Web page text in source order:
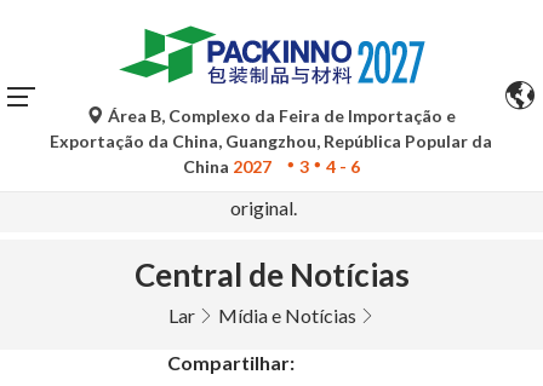
As traduções automáticas do Google Tradutor são apenas
para referência e podem conter imprecisões. Para
quaisquer dúvidas, consulte a versão original no idioma
original.
Área B, Complexo da Feira de Importação e
Exportação da China, Guangzhou, República Popular da
China 2027 3 4 - 6
Central de Notícias
Lar Mídia e Notícias
Compartilhar: